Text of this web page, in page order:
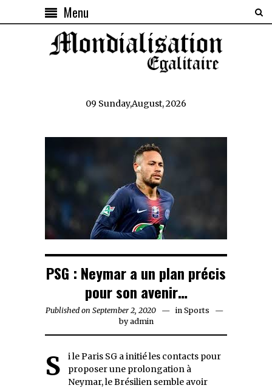
Menu
09 Sunday,August, 2026
PSG : Neymar a un plan précis
pour son avenir…
Published on September 2, 2020September
in Sports
byadmin
Si le Paris SG a initié les contacts pour
proposer une prolongation à
Neymar, le Brésilien semble avoir